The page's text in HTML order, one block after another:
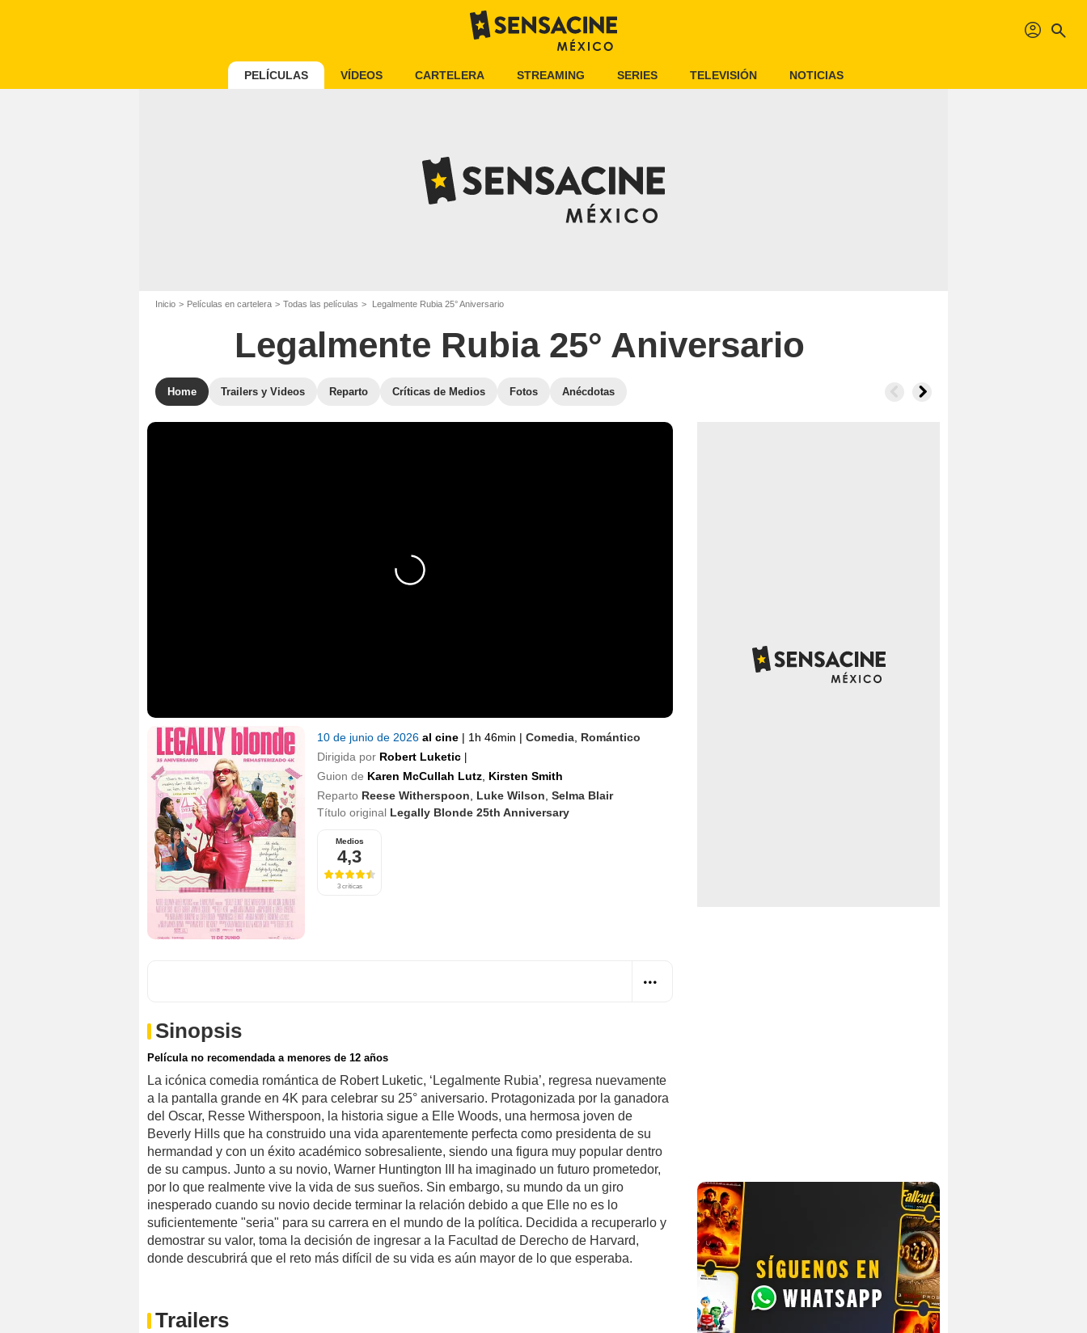
profil search
PELÍCULAS VÍDEOS CARTELERA STREAMING SERIES TELEVISIÓN NOTICIAS
Inicio Películas en cartelera Todas las películas Legalmente Rubia 25° Aniversario
Legalmente Rubia 25° Aniversario
Home Trailers y Videos Reparto Críticas de Medios Fotos Anécdotas
10 de junio de 2026 al cine | 1h 46min | Comedia Romántico
Dirigida por Robert Luketic |
Guion de Karen McCullah Lutz Kirsten Smith
Reparto Reese Witherspoon Luke Wilson Selma Blair
Título original Legally Blonde 25th Anniversary
Medios
4,3
3 críticas
Sinopsis
Película no recomendada a menores de 12 años
La icónica comedia romántica de Robert Luketic, ‘Legalmente Rubia’, regresa nuevamente
a la pantalla grande en 4K para celebrar su 25° aniversario. Protagonizada por la ganadora
del Oscar, Resse Witherspoon, la historia sigue a Elle Woods, una hermosa joven de
Beverly Hills que ha construido una vida aparentemente perfecta como presidenta de su
hermandad y con un éxito académico sobresaliente, siendo una figura muy popular dentro
de su campus. Junto a su novio, Warner Huntington III ha imaginado un futuro prometedor,
por lo que realmente vive la vida de sus sueños. Sin embargo, su mundo da un giro
inesperado cuando su novio decide terminar la relación debido a que Elle no es lo
suficientemente "seria" para su carrera en el mundo de la política. Decidida a recuperarlo y
demostrar su valor, toma la decisión de ingresar a la Facultad de Derecho de Harvard,
donde descubrirá que el reto más difícil de su vida es aún mayor de lo que esperaba.
Trailers